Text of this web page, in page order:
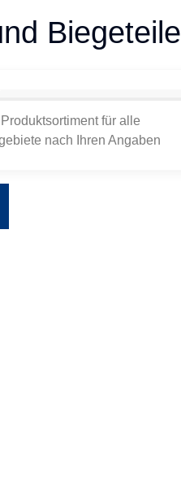
Biegeteile
für alle
nach Ihren Angaben